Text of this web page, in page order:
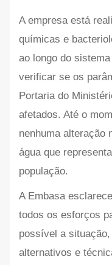
A empresa está
químicas e
ao longo do
verificar se os
Portaria do
afetados. Até o
nenhuma alteração
água que
população.
A Embasa
todos os esforços
possível a
alternativos e